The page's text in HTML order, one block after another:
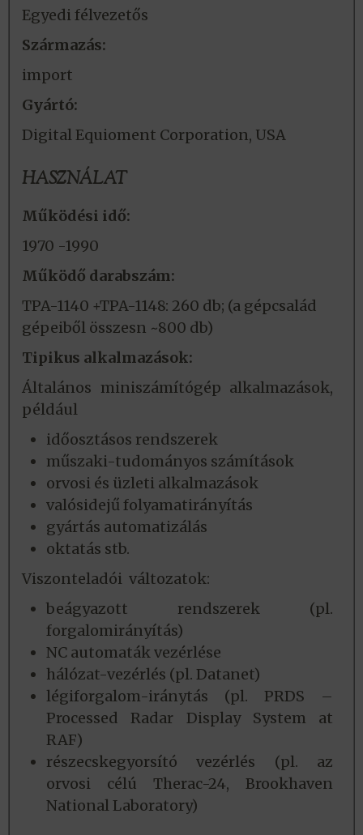
Egyedi félvezetős
Származás:
import
Gyártó:
Digital Equioment Corporation, USA
HASZNÁLAT
Működési idő:
1970 -1990
Működő darabszám:
TPA-1140 +TPA-1148: 260 db; (a gépcsalád
gépeiből összesn ~800 db)
Tipikus alkalmazások:
Általános miniszámítógép alkalmazások,
például
időosztásos rendszerek
műszaki-tudományos számítások
orvosi és üzleti alkalmazások
valósidejű folyamatirányítás
gyártás automatizálás
oktatás stb.
Viszonteladói változatok:
beágyazott rendszerek (pl.
forgalomirányítás)
NC automaták vezérlése
hálózat-vezérlés (pl. Datanet)
légiforgalom-iránytás (pl. PRDS –
Processed Radar Display System at
RAF)
részecskegyorsító vezérlés (pl. az
orvosi célú Therac-24, Brookhaven
National Laboratory)